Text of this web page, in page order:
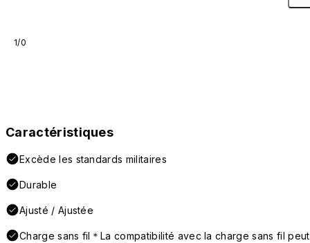
1/0
Caractéristiques
Excède les standards militaires
Durable
Ajusté / Ajustée
Charge sans fil＊La compatibilité avec la charge sans fil peut